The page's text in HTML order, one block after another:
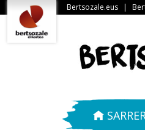
Bertsozale.eus |